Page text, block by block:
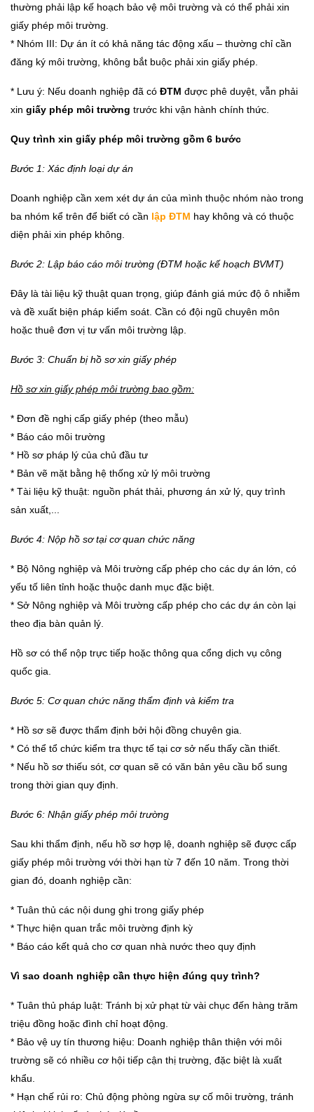
thường phải lập kế hoạch bảo vệ môi trường và có thể phải xin
giấy phép môi trường.
* Nhóm III: Dự án ít có khả năng tác động xấu – thường chỉ cần
đăng ký môi trường, không bắt buộc phải xin giấy phép.
* Lưu ý: Nếu doanh nghiệp đã có ĐTM được phê duyệt, vẫn phải
xin giấy phép môi trường trước khi vận hành chính thức.
Quy trình xin giấy phép môi trường gồm 6 bước
Bước 1: Xác định loại dự án
Doanh nghiệp cần xem xét dự án của mình thuộc nhóm nào trong
ba nhóm kể trên để biết có cần lập ĐTM hay không và có thuộc
diện phải xin phép không.
Bước 2: Lập báo cáo môi trường (ĐTM hoặc kế hoạch BVMT)
Đây là tài liệu kỹ thuật quan trọng, giúp đánh giá mức độ ô nhiễm
và đề xuất biện pháp kiểm soát. Cần có đội ngũ chuyên môn
hoặc thuê đơn vị tư vấn môi trường lập.
Bước 3: Chuẩn bị hồ sơ xin giấy phép
Hồ sơ xin giấy phép môi trường bao gồm:
* Đơn đề nghị cấp giấy phép (theo mẫu)
* Báo cáo môi trường
* Hồ sơ pháp lý của chủ đầu tư
* Bản vẽ mặt bằng hệ thống xử lý môi trường
* Tài liệu kỹ thuật: nguồn phát thải, phương án xử lý, quy trình
sản xuất,...
Bước 4: Nộp hồ sơ tại cơ quan chức năng
* Bộ Nông nghiệp và Môi trường cấp phép cho các dự án lớn, có
yếu tố liên tỉnh hoặc thuộc danh mục đặc biệt.
* Sở Nông nghiệp và Môi trường cấp phép cho các dự án còn lại
theo địa bàn quản lý.
Hồ sơ có thể nộp trực tiếp hoặc thông qua cổng dịch vụ công
quốc gia.
Bước 5: Cơ quan chức năng thẩm định và kiểm tra
* Hồ sơ sẽ được thẩm định bởi hội đồng chuyên gia.
* Có thể tổ chức kiểm tra thực tế tại cơ sở nếu thấy cần thiết.
* Nếu hồ sơ thiếu sót, cơ quan sẽ có văn bản yêu cầu bổ sung
trong thời gian quy định.
Bước 6: Nhận giấy phép môi trường
Sau khi thẩm định, nếu hồ sơ hợp lệ, doanh nghiệp sẽ được cấp
giấy phép môi trường với thời hạn từ 7 đến 10 năm. Trong thời
gian đó, doanh nghiệp cần:
* Tuân thủ các nội dung ghi trong giấy phép
* Thực hiện quan trắc môi trường định kỳ
* Báo cáo kết quả cho cơ quan nhà nước theo quy định
Vì sao doanh nghiệp cần thực hiện đúng quy trình?
* Tuân thủ pháp luật: Tránh bị xử phạt từ vài chục đến hàng trăm
triệu đồng hoặc đình chỉ hoạt động.
* Bảo vệ uy tín thương hiệu: Doanh nghiệp thân thiện với môi
trường sẽ có nhiều cơ hội tiếp cận thị trường, đặc biệt là xuất
khẩu.
* Hạn chế rủi ro: Chủ động phòng ngừa sự cố môi trường, tránh